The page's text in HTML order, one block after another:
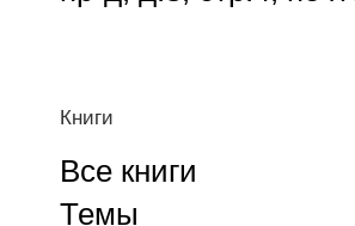
Книги
Все книги
Темы